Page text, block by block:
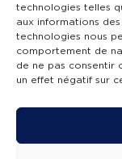
technologies telles
aux informations
technologies nous
comportement de
de ne pas consentir
un effet négatif sur